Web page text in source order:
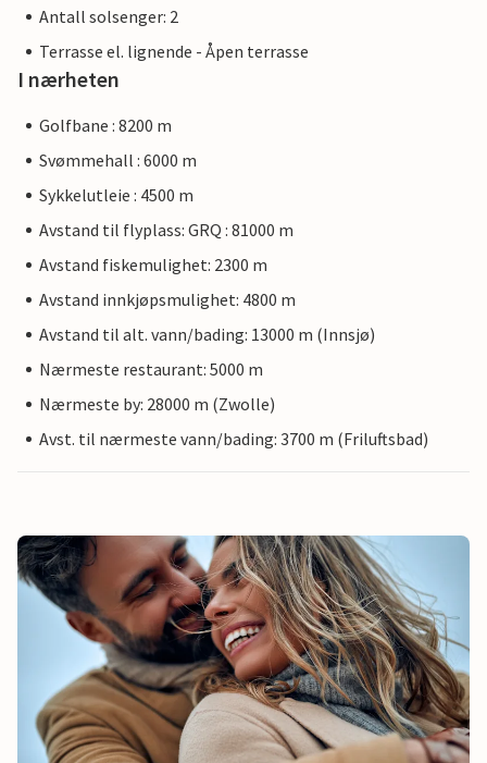
Antall solsenger: 2
Terrasse el. lignende - Åpen terrasse
I nærheten
Golfbane : 8200 m
Svømmehall : 6000 m
Sykkelutleie : 4500 m
Avstand til flyplass: GRQ : 81000 m
Avstand fiskemulighet: 2300 m
Avstand innkjøpsmulighet: 4800 m
Avstand til alt. vann/bading: 13000 m (Innsjø)
Nærmeste restaurant: 5000 m
Nærmeste by: 28000 m (Zwolle)
Avst. til nærmeste vann/bading: 3700 m (Friluftsbad)